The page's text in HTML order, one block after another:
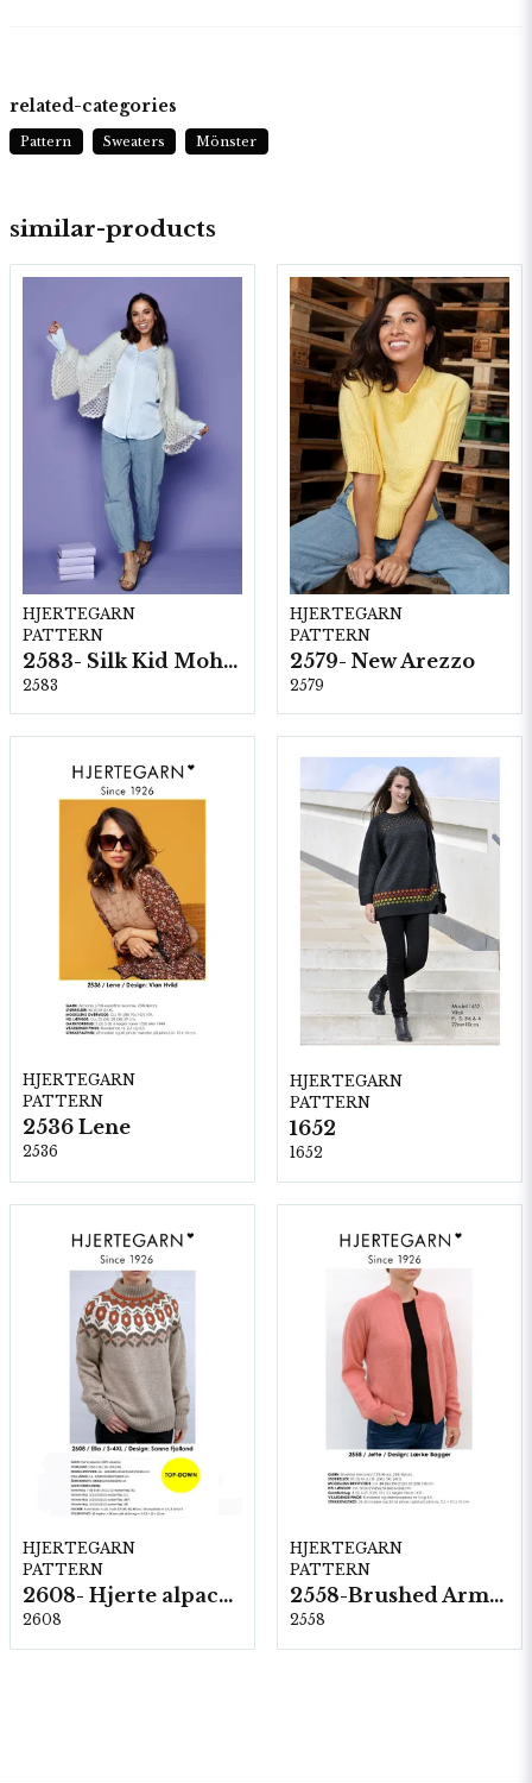
similar-products
HJERTEGARN
PATTERN
2583- Silk Kid Mohair
2583
HJERTEGARN
PATTERN
2579- New Arezzo
2579
HJERTEGARN
PATTERN
2536 Lene
2536
HJERTEGARN
PATTERN
1652
1652
HJERTEGARN
PATTERN
2608- Hjerte alpacka
2608
HJERTEGARN
PATTERN
2558-Brushed Armonia
2558
related-categories
Pattern Sweaters Mönster